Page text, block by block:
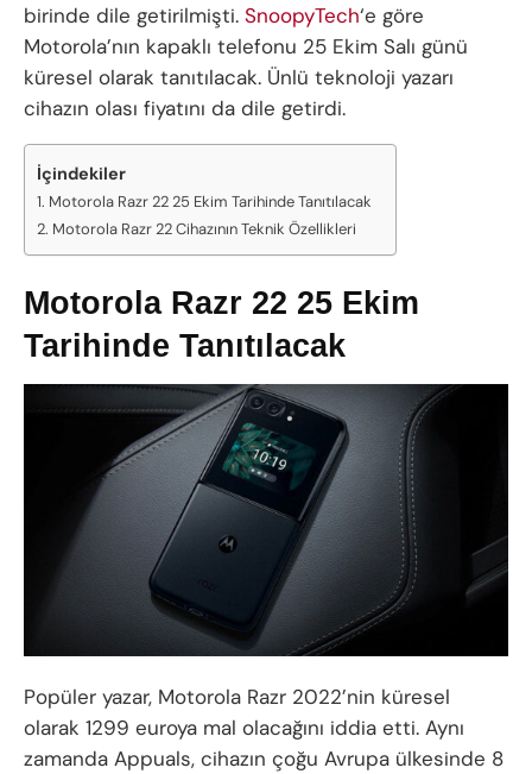
birinde dile getirilmişti. SnoopyTech‘e göre
Motorola’nın kapaklı telefonu 25 Ekim Salı günü
küresel olarak tanıtılacak. Ünlü teknoloji yazarı
cihazın olası fiyatını da dile getirdi.
İçindekiler
Motorola Razr 22 25 Ekim Tarihinde Tanıtılacak
Motorola Razr 22 Cihazının Teknik Özellikleri
Motorola Razr 22 25 Ekim
Tarihinde Tanıtılacak
Popüler yazar, Motorola Razr 2022’nin küresel
olarak 1299 euroya mal olacağını iddia etti. Aynı
zamanda Appuals, cihazın çoğu Avrupa ülkesinde 8